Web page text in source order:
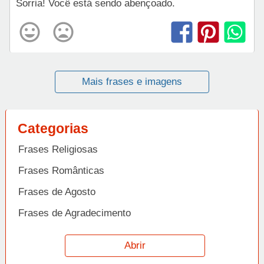
Sorria! Você está sendo abençoado.
Mais frases e imagens
Categorias
Frases Religiosas
Frases Românticas
Frases de Agosto
Frases de Agradecimento
Frases de Amizade
Frases de Amor
Abrir